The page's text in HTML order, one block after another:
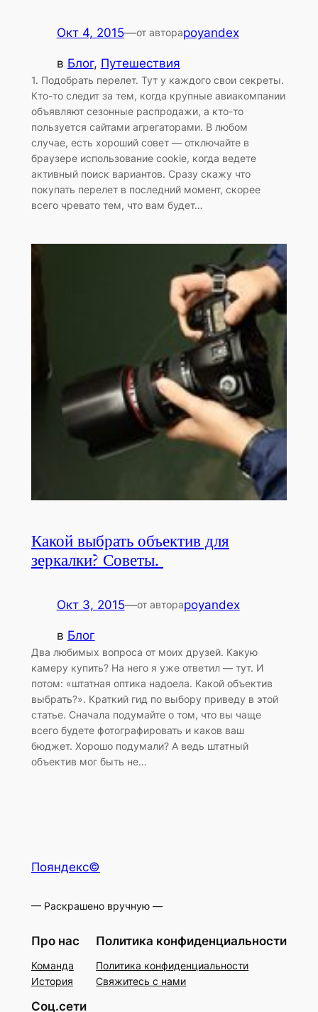
Окт 4, 2015—от автораpoyandex
в Блог, Путешествия
1. Подобрать перелет. Тут у каждого свои секреты.
Кто-то следит за тем, когда крупные авиакомпании
объявляют сезонные распродажи, а кто-то
пользуется сайтами агрегаторами. В любом
случае, есть хороший совет — отключайте в
браузере использование cookie, когда ведете
активный поиск вариантов. Сразу скажу что
покупать перелет в последний момент, скорее
всего чревато тем, что вам будет…
Какой выбрать объектив для
зеркалки? Советы.
Окт 3, 2015—от автораpoyandex
в Блог
Два любимых вопроса от моих друзей. Какую
камеру купить? На него я уже ответил — тут. И
потом: «штатная оптика надоела. Какой объектив
выбрать?». Краткий гид по выбору приведу в этой
статье. Сначала подумайте о том, что вы чаще
всего будете фотографировать и каков ваш
бюджет. Хорошо подумали? А ведь штатный
объектив мог быть не…
Пояндекс©
— Раскрашено вручную —
Про нас
Команда
История
Политика конфиденциальности
Политика конфиденциальности
Свяжитесь с нами
Соц.сети